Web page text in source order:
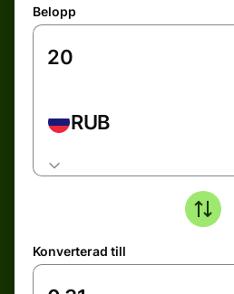
Belopp
RUB
Konverterad till